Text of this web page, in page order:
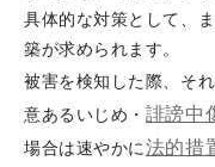
具体的な対策として、
築が求められます。
被害を検知した際、そ
意あるいじめ・ 誹謗中
場合は速やかに法的措